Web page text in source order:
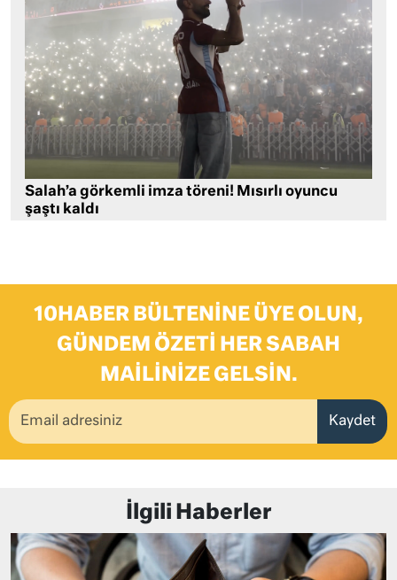
Salah’a görkemli imza töreni! Mısırlı oyuncu
şaştı kaldı
10HABER BÜLTENINE ÜYE OLUN,
GÜNDEM ÖZETI HER SABAH
MAILINIZE GELSIN.
Kaydet
İlgili Haberler